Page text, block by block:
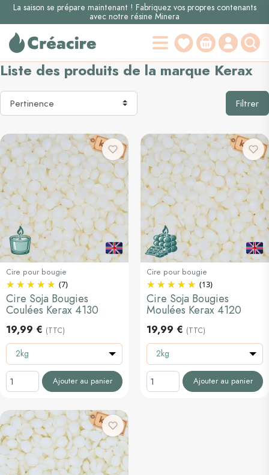
La saison se prépare maintenant ! Fabriquez vos propres contenants
avec notre résine Minera
Liste des produits de la marque Kerax
Filtrer
Cire pour bougie
(7)
Cire Soja Bougies
Coulées Kerax 4130
19,99 € (TTC)
2kg
Ajouter au panier
Cire pour bougie
(13)
Cire Soja Bougies
Moulées Kerax 4120
19,99 € (TTC)
2kg
Ajouter au panier